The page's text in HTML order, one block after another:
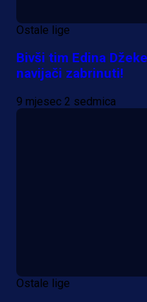
Ostale lige
Bivši tim Edina
navijači zabrinuti!
9 mjesec 2 sedmica
Ostale lige